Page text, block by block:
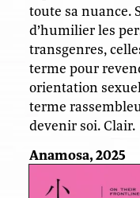
toute sa nuance.
d’humilier les
transgenres,
terme pour
orientation
terme
devenir soi. Clair.
Anamosa, 2025